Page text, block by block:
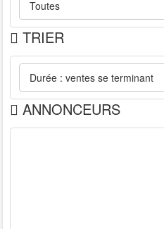
TRIER
ANNONCEURS